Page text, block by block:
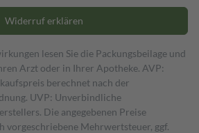
Widerruf erklären
lesen Sie die Packungsbeilage und
Arzt oder in Ihrer Apotheke. AVP:
berechnet nach der
UVP: Unverbindliche
Die angegebenen Preise
vorgeschriebene Mehrwertsteuer, ggf.